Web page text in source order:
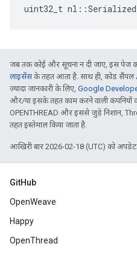
uint32_t
जब तक कोई और सूचना न दी जाए, इस पेज
लाइसेंसके तहत आता है. साथ ही, कोड सैंपल
ज़्यादा जानकारी के लिए, Google
और/या इसके तहत काम करने वाली कंपनियों
OPENTHREAD और इससे जुड़े निशान,
तहत इस्तेमाल किया जाता है.
आखिरी बार 2026-02-18 (UTC) को अपडेट
GitHub
OpenWeave
Happy
OpenThread